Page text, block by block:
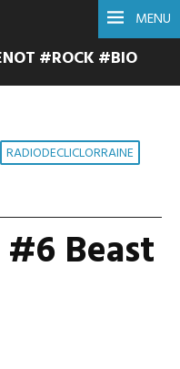
MENU
#ROCK #BIO
RADIODECLICLORRAINE
Beast